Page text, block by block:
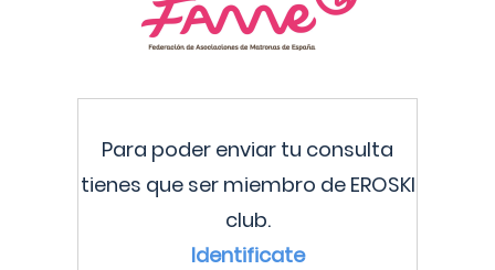
Para poder enviar tu consulta
tienes que ser miembro de EROSKI
club.
Identificate